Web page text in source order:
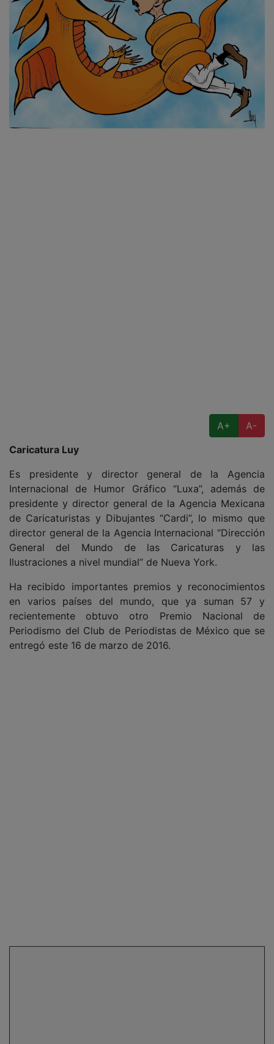
A+
A-
Caricatura Luy
Es presidente y director general de la Agencia
Internacional de Humor Gráfico “Luxa”, además de
presidente y director general de la Agencia Mexicana
de Caricaturistas y Dibujantes “Cardi”, lo mismo que
director general de la Agencia Internacional “Dirección
General del Mundo de las Caricaturas y las
Ilustraciones a nivel mundial” de Nueva York.
Ha recibido importantes premios y reconocimientos
en varios países del mundo, que ya suman 57 y
recientemente obtuvo otro Premio Nacional de
Periodismo del Club de Periodistas de México que se
entregó este 16 de marzo de 2016.